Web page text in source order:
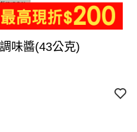
味醬(43公克)